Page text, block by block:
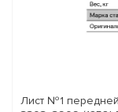
Лист №1